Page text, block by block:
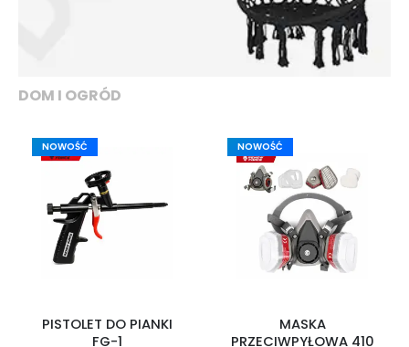
DOM I OGRÓD
NOWOŚĆ
PISTOLET DO PIANKI
FG-1
NOWOŚĆ
MASKA
PRZECIWPYŁOWA 410